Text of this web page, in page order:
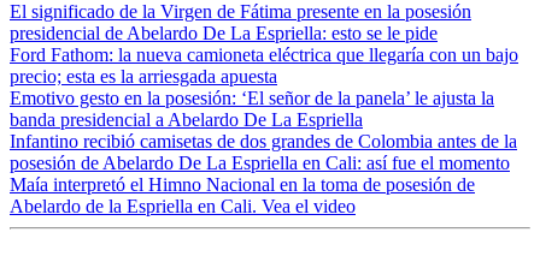
El significado de la Virgen de Fátima presente en la posesión
presidencial de Abelardo De La Espriella: esto se le pide
Ford Fathom: la nueva camioneta eléctrica que llegaría con un bajo
precio; esta es la arriesgada apuesta
Emotivo gesto en la posesión: ‘El señor de la panela’ le ajusta la
banda presidencial a Abelardo De La Espriella
Infantino recibió camisetas de dos grandes de Colombia antes de la
posesión de Abelardo De La Espriella en Cali: así fue el momento
Maía interpretó el Himno Nacional en la toma de posesión de
Abelardo de la Espriella en Cali. Vea el video